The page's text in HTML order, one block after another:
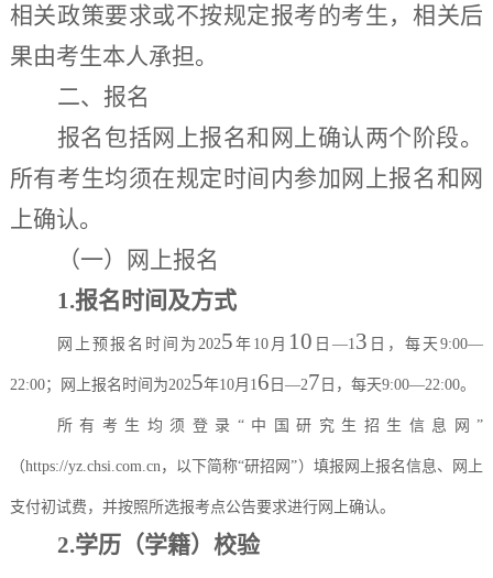
相关政策要求或不按规定报考的考生，相关后
果由考生本人承担。
二、报名
报名包括网上报名和网上确认两个阶段。
所有考生均须在规定时间内参加网上报名和网
上确认。
（一）
网上报名
1.报名时间及方式
网上预报名时间为 2025 年 10月 10 日—1 3 日，每天9:00—
22:00；网上报名时间为2025年10月1 6 日 —27 日，每天9:00—22:00。
所有考生均须登录 “中国研究生招生信息网”
（https://yz.chsi.com.cn，以下简称“研招网”）填报网上报名信息、网上
支付初试费，并按照所选报考点公告要求进行网上确认。
2.学历（学籍）校验